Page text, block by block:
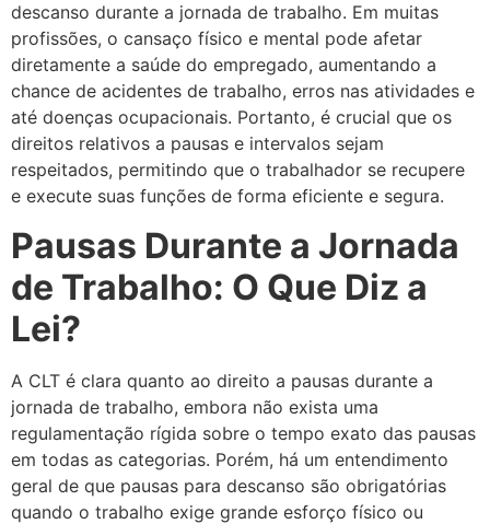
descanso durante a jornada de trabalho. Em muitas
profissões, o cansaço físico e mental pode afetar
diretamente a saúde do empregado, aumentando a
chance de acidentes de trabalho, erros nas atividades e
até doenças ocupacionais. Portanto, é crucial que os
direitos relativos a pausas e intervalos sejam
respeitados, permitindo que o trabalhador se recupere
e execute suas funções de forma eficiente e segura.
Pausas Durante a Jornada
de Trabalho: O Que Diz a
Lei?
A CLT é clara quanto ao direito a pausas durante a
jornada de trabalho, embora não exista uma
regulamentação rígida sobre o tempo exato das pausas
em todas as categorias. Porém, há um entendimento
geral de que pausas para descanso são obrigatórias
quando o trabalho exige grande esforço físico ou